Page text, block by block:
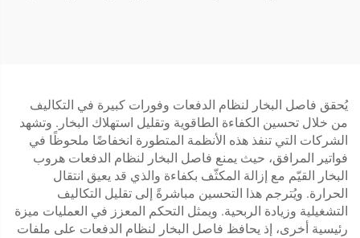
يُحقق فاصل البخار لنظام الدفعات وفورات كبيرة في التكاليف
من خلال تحسين الكفاءة الطاقوية وتقليل استهلاك البخار. وتشهد
الشركات التي تنفذ هذه الأنظمة المتطورة انخفاضًا ملحوظًا في
فواتير المرافق، حيث يمنع فاصل البخار لنظام الدفعات هروب
البخار القيّم مع إزالة المكثّف بكفاءة والذي قد يعيق انتقال
الحرارة. ويُترجم هذا التحسين مباشرةً إلى تقليل التكاليف
التشغيلية وزيادة الربحية. ويمثل التحكم المعزز في العمليات ميزة
رئيسية أخرى، إذ يحافظ فاصل البخار لنظام الدفعات على ملفات